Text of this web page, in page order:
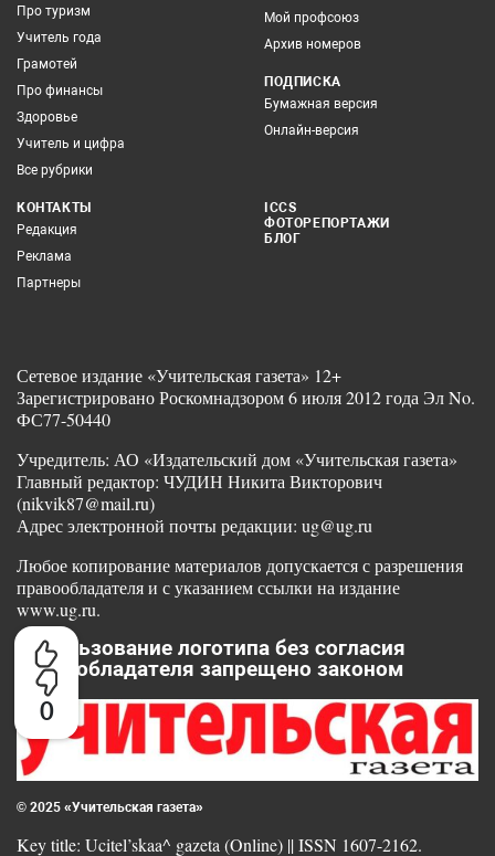
0
Про туризм
Учитель года
Грамотей
Про финансы
Здоровье
Учитель и цифра
Все рубрики
Мой профсоюз
Архив номеров
ПОДПИСКА
Бумажная версия
Онлайн-версия
КОНТАКТЫ
Редакция
Реклама
Партнеры
ICCS
ФОТОРЕПОРТАЖИ
БЛОГ
Сетевое издание «Учительская газета» 12+
Зарегистрировано Роскомнадзором 6 июля 2012 года Эл No.
ФС77-50440
Учредитель: АО «Издательский дом «Учительская газета»
Главный редактор: ЧУДИН Никита Викторович
(nikvik87@mail.ru)
Адрес электронной почты редакции: ug@ug.ru
Любое копирование материалов допускается с разрешения
правообладателя и с указанием ссылки на издание
www.ug.ru.
Использование логотипа без согласия
правообладателя запрещено законом
© 2025 «Учительская газета»
Key title: Ucitel’skaa^ gazeta (Online) || ISSN 1607-2162.